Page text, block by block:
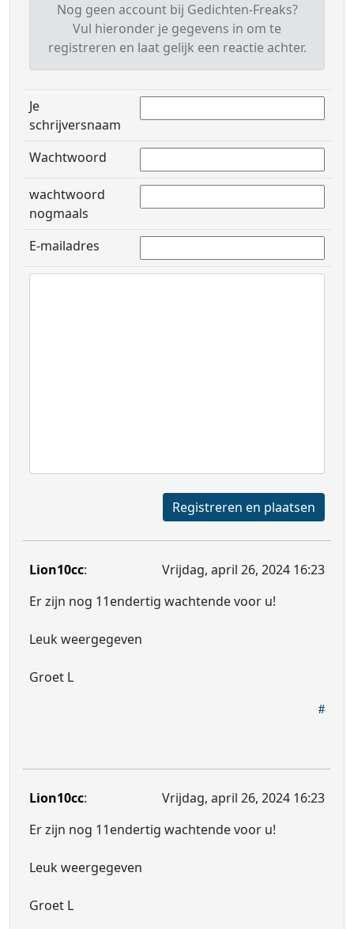
Nog geen account bij Gedichten-Freaks?
Vul hieronder je gegevens in om te
registreren en laat gelijk een reactie achter.
Je
schrijversnaam
Wachtwoord
wachtwoord
nogmaals
E-mailadres
Registreren en plaatsen
Lion10cc:
Vrijdag, april 26, 2024 16:23
Er zijn nog 11endertig wachtende voor u!
Leuk weergegeven
Groet L
Lion10cc:
Vrijdag, april 26, 2024 16:23
Er zijn nog 11endertig wachtende voor u!
Leuk weergegeven
Groet L